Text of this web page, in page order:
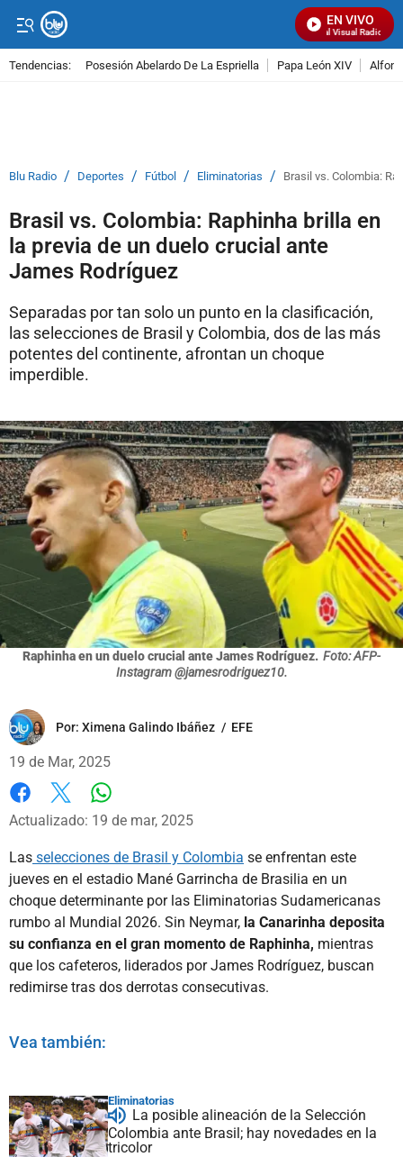
EN VIVO
Señal Visual Radio
Tendencias: Posesión Abelardo De La Espriella Papa León XIV
Blu Radio / Deportes / Fútbol / Eliminatorias / Brasil vs. Colombia:
Brasil vs. Colombia: Raphinha brilla en
la previa de un duelo crucial ante
James Rodríguez
Separadas por tan solo un punto en la clasificación,
las selecciones de Brasil y Colombia, dos de las más
potentes del continente, afrontan un choque
imperdible.
Raphinha en un duelo crucial ante James Rodríguez. Foto: AFP-
Instagram @jamesrodriguez10.
Por: Ximena Galindo Ibáñez / EFE
19 de Mar, 2025
Facebook
X
Actualizado: 19 de mar, 2025
Las selecciones de Brasil y Colombia se enfrentan este
jueves en el estadio Mané Garrincha de Brasilia en un
choque determinante por las Eliminatorias Sudamericanas
rumbo al Mundial 2026. Sin Neymar, la Canarinha deposita
su confianza en el gran momento de Raphinha, mientras
que los cafeteros, liderados por James Rodríguez, buscan
redimirse tras dos derrotas consecutivas.
Vea también:
Eliminatorias
La posible alineación de la Selección
Colombia ante Brasil; hay novedades en la
tricolor